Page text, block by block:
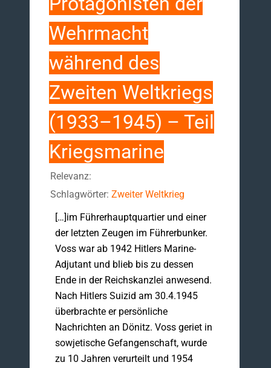
Wehrmacht
während des
Zweiten Weltkriegs
(1933–1945) – Teil
Kriegsmarine
Relevanz:
Schlagwörter: Zweiter Weltkrieg
[…]im Führerhauptquartier und einer
der letzten Zeugen im Führerbunker.
Voss war ab 1942 Hitlers Marine-
Adjutant und blieb bis zu dessen
Ende in der Reichskanzlei anwesend.
Nach Hitlers Suizid am 30.4.1945
überbrachte er persönliche
Nachrichten an Dönitz. Voss geriet in
sowjetische Gefangenschaft, wurde
zu 10 Jahren verurteilt und 1954